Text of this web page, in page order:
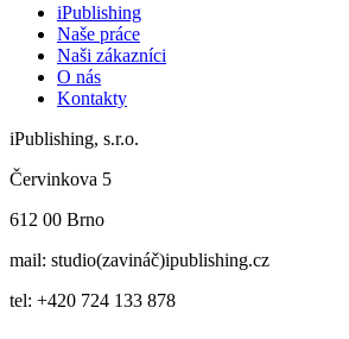
iPublishing
Naše práce
Naši zákazníci
O nás
Kontakty
iPublishing, s.r.o.
Červinkova 5
612 00 Brno
mail: studio(zavináč)ipublishing.cz
tel: +420 724 133 878